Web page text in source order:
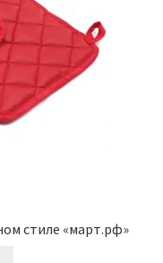
стиле «март.рф»